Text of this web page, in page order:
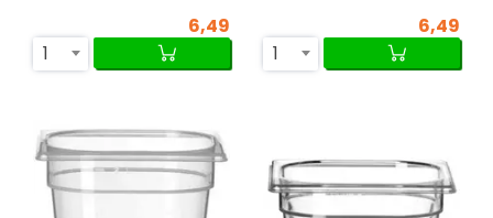
6,49
1
6,49
1